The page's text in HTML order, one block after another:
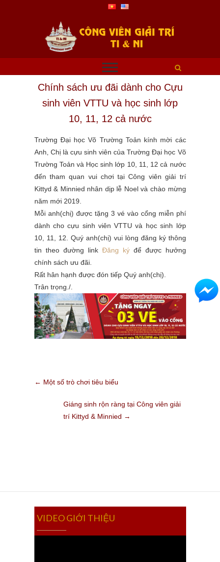
Chính sách ưu đãi dành cho Cựu
sinh viên VTTU và học sinh lớp
10, 11, 12 cả nước
Trường Đại học Võ Trường Toản kính mời các
Anh, Chị là cựu sinh viên của Trường Đại học Võ
Trường Toản và Học sinh lớp 10, 11, 12 cả nước
đến tham quan vui chơi tại Công viên giải trí
Kittyd & Minnied nhân dịp lễ Noel và chào mừng
năm mới 2019.
Mỗi anh(chị) được tặng 3 vé vào cổng miễn phí
dành cho cựu sinh viên VTTU và học sinh lớp
10, 11, 12. Quý anh(chị) vui lòng đăng ký thông
tin theo đường link Đăng kýđể được hưởng
chính sách ưu đãi.
Rất hân hạnh được đón tiếp Quý anh(chị).
Trân trọng./.
← Một số trò chơi tiêu biểu
Giáng sinh rộn ràng tại Công viên giải
trí Kittyd & Minnied →
VIDEO GIỚI THIỆU